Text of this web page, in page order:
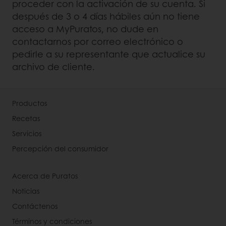
proceder con la activación de su cuenta. Si
después de 3 o 4 días hábiles aún no tiene
acceso a MyPuratos, no dude en
contactarnos por correo electrónico o
pedirle a su representante que actualice su
archivo de cliente.
Productos
Recetas
Servicios
Percepción del consumidor
Acerca de Puratos
Noticias
Contáctenos
Términos y condiciones